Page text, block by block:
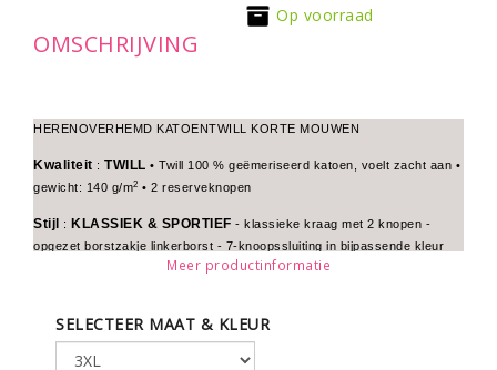
Op voorraad
OMSCHRIJVING
HERENOVERHEMD KATOENTWILL KORTE MOUWEN
Kwaliteit : TWILL • Twill 100 % geëmeriseerd katoen, voelt zacht aan •
gewicht: 140 g/m2 • 2 reserveknopen
Stijl : KLASSIEK & SPORTIEF - klassieke kraag met 2 knopen -
opgezet borstzakje linkerborst - 7-knoopssluiting in bijpassende kleur
Leverbaar in de maten:
S M L XL XXL 3XL 4XL
Meer productinformatie
SELECTEER MAAT & KLEUR